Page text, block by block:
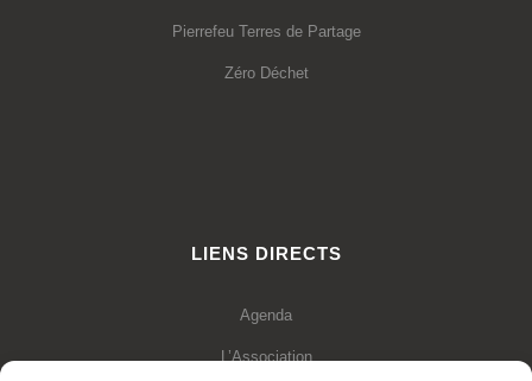
Pierrefeu Terres de Partage
Zéro Déchet
LIENS DIRECTS
Agenda
L’Association